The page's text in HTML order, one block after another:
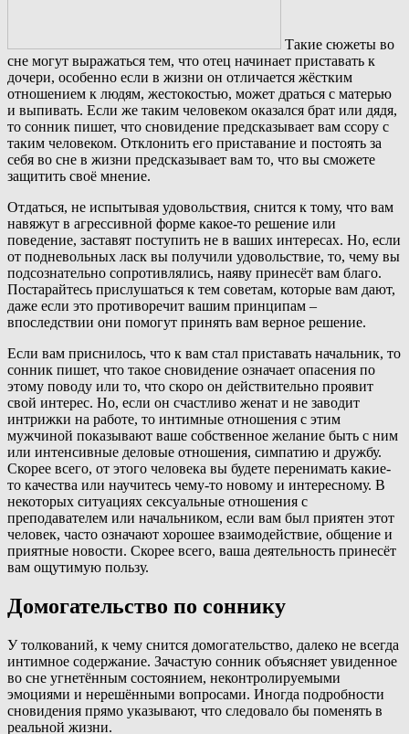
Такие сюжеты во
сне могут выражаться тем, что отец начинает приставать к
дочери, особенно если в жизни он отличается жёстким
отношением к людям, жестокостью, может драться с матерью
и выпивать. Если же таким человеком оказался брат или дядя,
то сонник пишет, что сновидение предсказывает вам ссору с
таким человеком. Отклонить его приставание и постоять за
себя во сне в жизни предсказывает вам то, что вы сможете
защитить своё мнение.
Отдаться, не испытывая удовольствия, снится к тому, что вам
навяжут в агрессивной форме какое-то решение или
поведение, заставят поступить не в ваших интересах. Но, если
от подневольных ласк вы получили удовольствие, то, чему вы
подсознательно сопротивлялись, наяву принесёт вам благо.
Постарайтесь прислушаться к тем советам, которые вам дают,
даже если это противоречит вашим принципам –
впоследствии они помогут принять вам верное решение.
Если вам приснилось, что к вам стал приставать начальник, то
сонник пишет, что такое сновидение означает опасения по
этому поводу или то, что скоро он действительно проявит
свой интерес. Но, если он счастливо женат и не заводит
интрижки на работе, то интимные отношения с этим
мужчиной показывают ваше собственное желание быть с ним
или интенсивные деловые отношения, симпатию и дружбу.
Скорее всего, от этого человека вы будете перенимать какие-
то качества или научитесь чему-то новому и интересному. В
некоторых ситуациях сексуальные отношения с
преподавателем или начальником, если вам был приятен этот
человек, часто означают хорошее взаимодействие, общение и
приятные новости. Скорее всего, ваша деятельность принесёт
вам ощутимую пользу.
Домогательство по соннику
У толкований, к чему снится домогательство, далеко не всегда
интимное содержание. Зачастую сонник объясняет увиденное
во сне угнетённым состоянием, неконтролируемыми
эмоциями и нерешёнными вопросами. Иногда подробности
сновидения прямо указывают, что следовало бы поменять в
реальной жизни.